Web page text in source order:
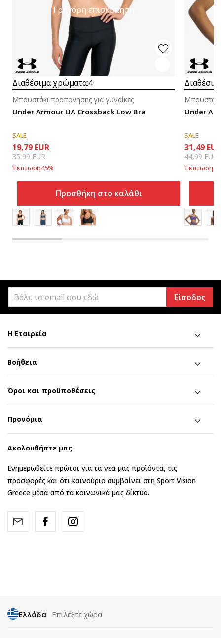
Γρήγορη επισκόπηση
Διαθέσιμα χρώματα:4
Under Armour UA Crossback Low Bra
Μπουστάκι προπονησης για γυναίκες
SALE
19,79 EUR
35,99EUR
Έκπτωση45%
Προσθήκη στο καλάθι
Under
SALE
31,49 EUR
44,99EUR
Έκπτωση30
Είσοδος
Η Εταιρεία
Βοήθεια
Όροι και προϋποθέσεις
Προνόμια
Ακολουθήστε μας
Ενημερωθείτε πρώτοι για τα νέα μας προϊόντα, τις
προσφορές και ότι καινούριο συμβαίνει στη Sport Vision
Greece μέσα από τα κοινωνικά μας δίκτυα.
Ελλάδα Επιλέξτε χώρα